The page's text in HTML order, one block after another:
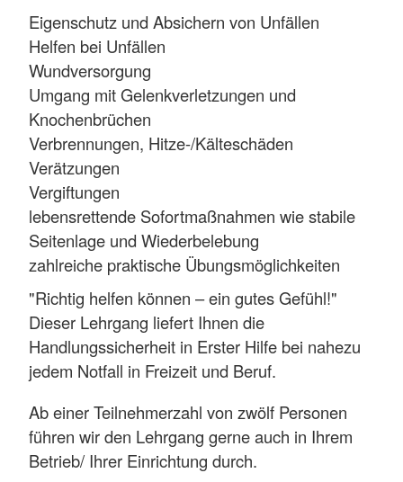
Eigenschutz und Absichern von Unfällen
Helfen bei Unfällen
Wundversorgung
Umgang mit Gelenkverletzungen und
Knochenbrüchen
Verbrennungen, Hitze-/Kälteschäden
Verätzungen
Vergiftungen
lebensrettende Sofortmaßnahmen wie stabile
Seitenlage und Wiederbelebung
zahlreiche praktische Übungsmöglichkeiten
"Richtig helfen können – ein gutes Gefühl!"
Dieser Lehrgang liefert Ihnen die
Handlungssicherheit in Erster Hilfe bei nahezu
jedem Notfall in Freizeit und Beruf.
Ab einer Teilnehmerzahl von zwölf Personen
führen wir den Lehrgang gerne auch in Ihrem
Betrieb/ Ihrer Einrichtung durch.